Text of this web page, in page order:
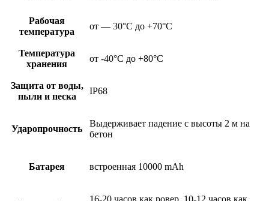
Рабочая
температура
от — 30°С до +70°C
Температура
хранения
от -40°С до +80°C
Защита от воды,
пыли и песка
IP68
Ударопрочность
Выдерживает падение с высоты 2 м на
бетон
Батарея встроенная 10000 mAh
16-20 часов как ровер, 10-12 часов как